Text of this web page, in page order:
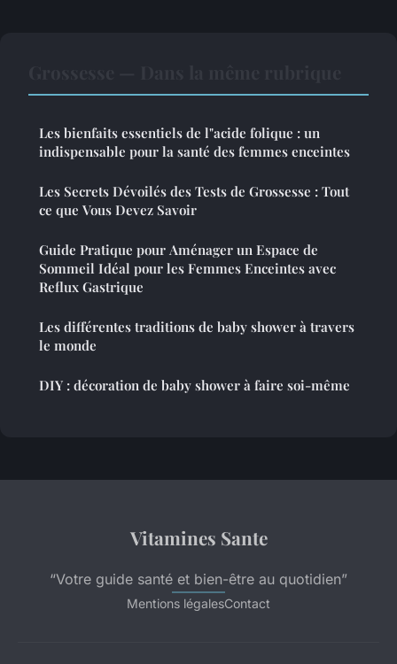
Les bienfaits essentiels de l"acide folique : un
indispensable pour la santé des femmes enceintes
Les Secrets Dévoilés des Tests de Grossesse : Tout
ce que Vous Devez Savoir
Guide Pratique pour Aménager un Espace de
Sommeil Idéal pour les Femmes Enceintes avec
Reflux Gastrique
Les différentes traditions de baby shower à travers
le monde
DIY : décoration de baby shower à faire soi-même
Vitamines Sante
“Votre guide santé et bien-être au quotidien”
Mentions légalesContact